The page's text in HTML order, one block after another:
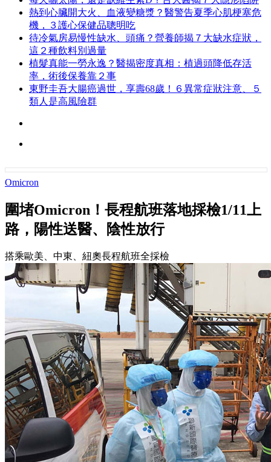
熱到心臟開大火、血液變糖漿？醫警告夏季心肌梗塞危
機，３護心保健品聰明吃
待冷氣房易慢性缺水、頭痛？營養師揭７大缺水症狀，
這２種飲料別過量
植髮真能一勞永逸？醫揭密度真相：植過頭降低存活
率，術後保養靠２事
東野圭吾大腸癌過世，享壽68歲！６異常症狀注意、５
類人是高風險群
Omicron
圍堵Omicron！長程航班落地採檢1/11上
路，陽性送醫、陰性放行
搭乘歐美、中東、紐奧長程航班全採檢